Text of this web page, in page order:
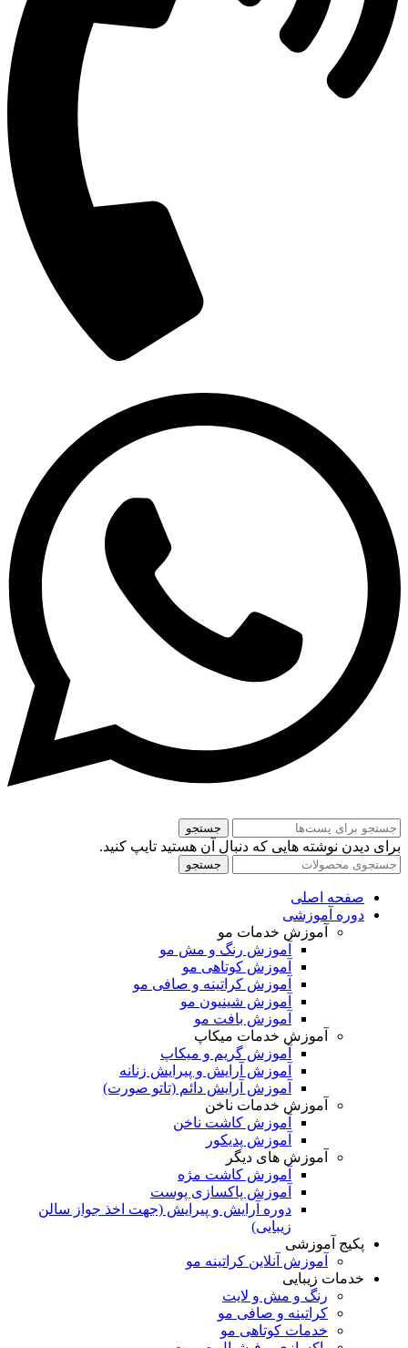
جستجو
برای دیدن نوشته هایی که دنبال آن هستید تایپ کنید.
جستجو
صفحه اصلی
دوره آموزشی
آموزش خدمات مو
آموزش رنگ و مش مو
آموزش کوتاهی مو
آموزش کراتینه و صافی مو
آموزش شینیون مو
آموزش بافت مو
آموزش خدمات میکاپ
آموزش گریم و میکاپ
آموزش آرایش و پیرایش زنانه
آموزش آرایش دائم (تاتو صورت)
آموزش خدمات ناخن
آموزش کاشت ناخن
آموزش پدیکور
آموزش های دیگر
آموزش کاشت مژه
آموزش پاکسازی پوست
دوره آرایش و پیرایش (جهت اخذ جواز سالن
زیبایی)
پکیج آموزشی
آموزش آنلاین کراتینه مو
خدمات زیبایی
رنگ و مش و لایت
کراتینه و صافی مو
خدمات کوتاهی مو